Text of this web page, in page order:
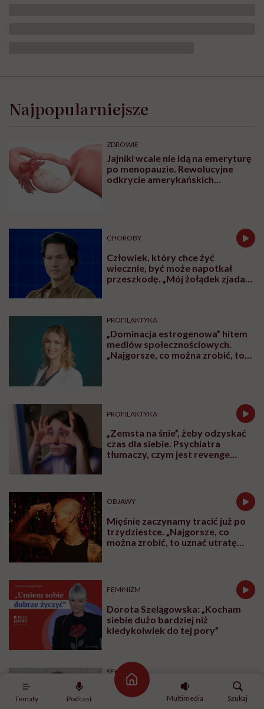
Tematy Podcast
Strona główna
Multimedia
Szukaj
Szef WHO: „W tej chwili nie ma
oznak, byśmy mieli do czynienia
z początkiem szerszej fali
Najpopularniejsze
Jajniki wcale nie idą na emeryturę
po menopauzie. Rewolucyjne
odkrycie amerykańskich
CHOROBY
Człowiek, który chce żyć
wiecznie, być może napotkał
„Dominacja estrogenowa” hitem
mediów społecznościowych.
„Najgorsze, co można zrobić, to
PROFILAKTYKA